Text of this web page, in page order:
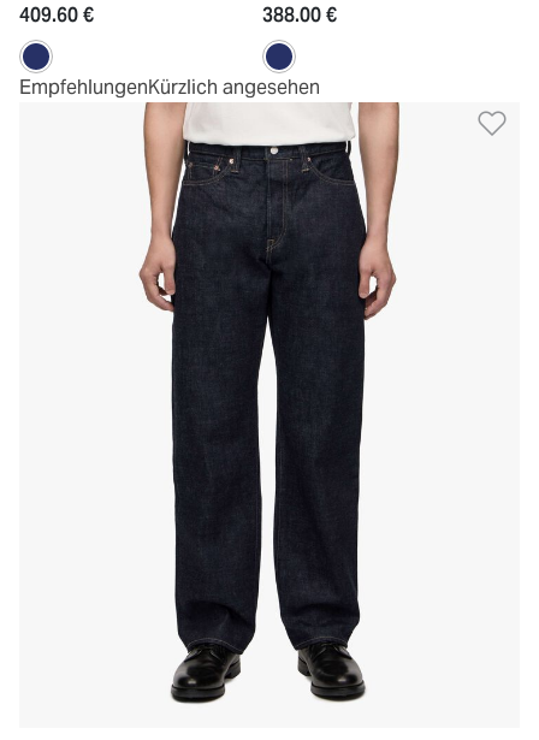
409.60 €
388.00 €
EmpfehlungenKürzlich angesehen